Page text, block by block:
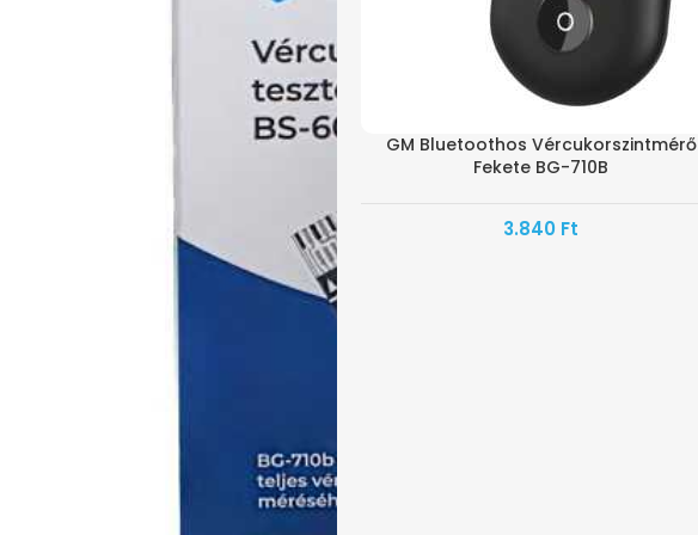
GM Bluetoothos Vércukorszintmérő
Fekete BG-710B
3.840 Ft